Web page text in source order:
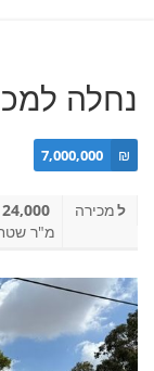
נחלה
₪
7,000,000
למכירה
24,000
מ"ר